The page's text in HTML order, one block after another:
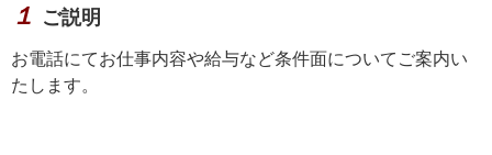
１ ご説明
お電話にてお仕事内容や給与など条件面についてご案内い
たします。